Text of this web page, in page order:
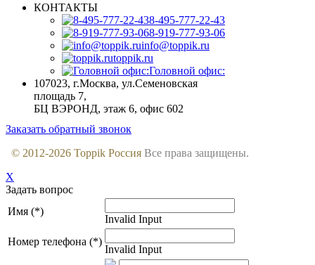
КОНТАКТЫ
8-495-777-22-43
8-919-777-93-06
info@toppik.ru
toppik.ru
Головной офис:
107023, г.Москва, ул.Семеновская
площадь 7,
БЦ ВЭРОНД, этаж 6, офис 602
Заказать обратный звонок
© 2012-2026 Toppik Россия Все права защищены.
X
Задать вопрос
Имя (*)
Invalid Input
Номер телефона (*)
Invalid Input